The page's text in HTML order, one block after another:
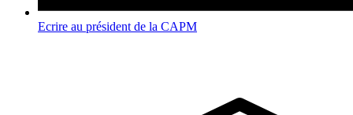
Ecrire au président de la CAPM